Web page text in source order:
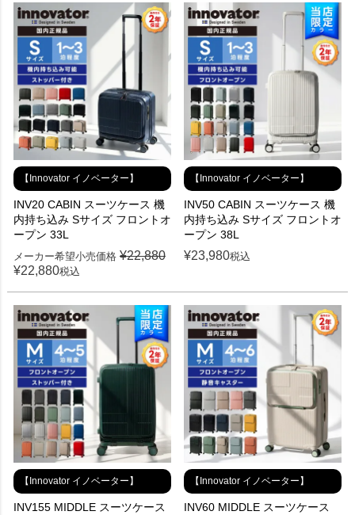
【Innovator イノベーター】
INV20 CABIN スーツケース 機
内持ち込み Sサイズ フロントオ
ープン 33L
メーカー希望小売価格 ¥22,880
¥22,880税込
【Innovator イノベーター】
INV50 CABIN スーツケース 機
内持ち込み Sサイズ フロントオ
ープン 38L
¥23,980税込
【Innovator イノベーター】
INV155 MIDDLE スーツケース
【Innovator イノベーター】
INV60 MIDDLE スーツケース